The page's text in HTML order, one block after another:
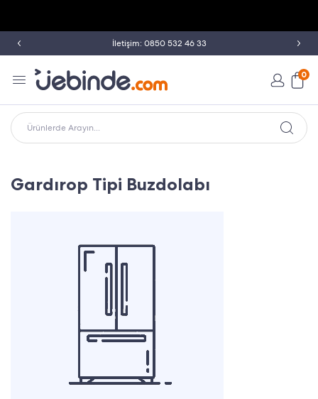
İletişim: 0850 532 46 33
0
Ürünlerde Arayın...
Gardırop Tipi Buzdolabı